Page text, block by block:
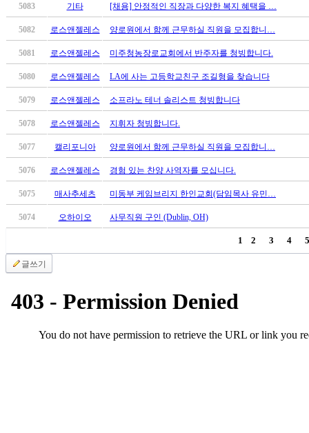
밍
넷
minky
합
체
안
브
국
소
야
즐
5083 기타 [채용] 안정적인 직장과 다양한 복지 혜택을 …
5082 로스앤젤레스 양로원에서 함께 근무하실 직원을 모집합니…
5081 로스앤젤레스 미주청농장로교회에서 반주자를 청빙합니다.
5080 로스앤젤레스 LA에 사는 고등학교친구 조길형을 찾습니다
5079 로스앤젤레스 소프라노 테너 솔리스트 청빙합니다
5078 로스앤젤레스 지휘자 청빙합니다.
5077 캘리포니아 양로원에서 함께 근무하실 직원을 모집합니…
5076 로스앤젤레스 경험 있는 찬양 사역자를 모십니다.
5075 매사추세츠 미동부 케임브리지 한인교회(담임목사 유민…
5074 오하이오 사무직원 구인 (Dublin, OH)
1 2 3 4 5
글쓰기